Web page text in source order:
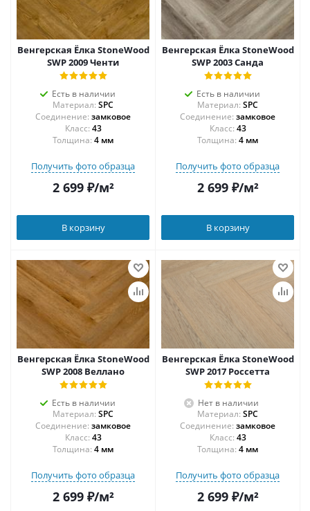
Венгерская Ёлка StoneWood
SWP 2009 Ченти
Есть в наличии
Материал: SPC
Соединение: замковое
43
Толщина: 4 мм
Получить фото образца
2 699₽/м²
В корзину
Венгерская Ёлка StoneWood
SWP 2003 Санда
Есть в наличии
Материал: SPC
Соединение: замковое
43
Толщина: 4 мм
Получить фото образца
2 699₽/м²
В корзину
Венгерская Ёлка StoneWood
SWP 2008 Веллано
Есть в наличии
Материал: SPC
Соединение: замковое
43
Толщина: 4 мм
Получить фото образца
2 699₽/м²
Венгерская Ёлка StoneWood
SWP 2017 Россетта
Нет в наличии
Материал: SPC
Соединение: замковое
43
Толщина: 4 мм
Получить фото образца
2 699₽/м²